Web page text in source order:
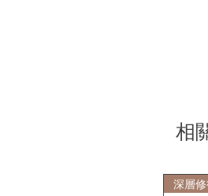
相
深層